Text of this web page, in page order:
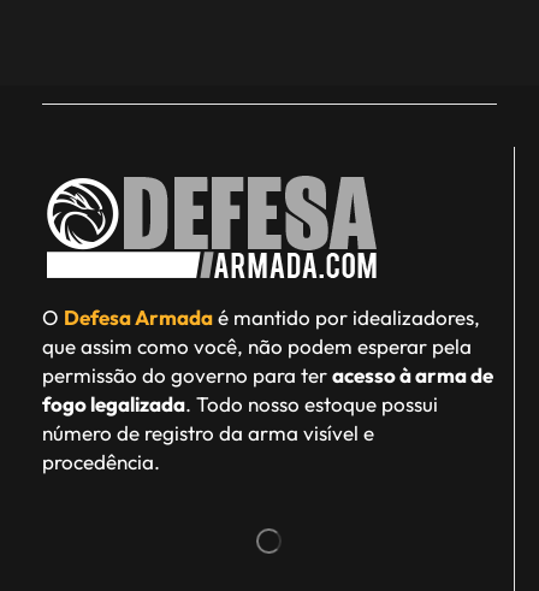
O Defesa Armadaé mantido por idealizadores,
que assim como você, não podem esperar pela
permissão do governo para teracesso à arma de
fogo legalizada. Todo nosso estoque possui
número de registro da arma visível e
procedência.